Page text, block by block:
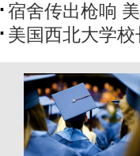
宿舍传出枪响
美国西北大学